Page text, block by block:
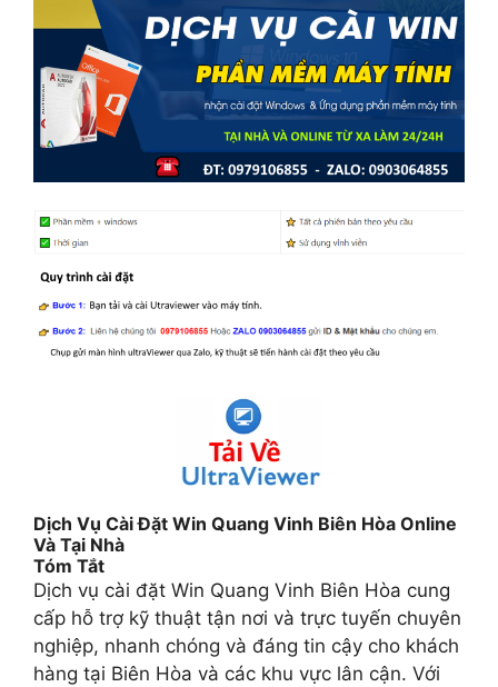
Dịch Vụ Cài Đặt Win Quang Vinh Biên Hòa Online
Và Tại Nhà
Tóm Tắt
Dịch vụ cài đặt Win Quang Vinh Biên Hòa cung
cấp hỗ trợ kỹ thuật tận nơi và trực tuyến chuyên
nghiệp, nhanh chóng và đáng tin cậy cho khách
hàng tại Biên Hòa và các khu vực lân cận. Với